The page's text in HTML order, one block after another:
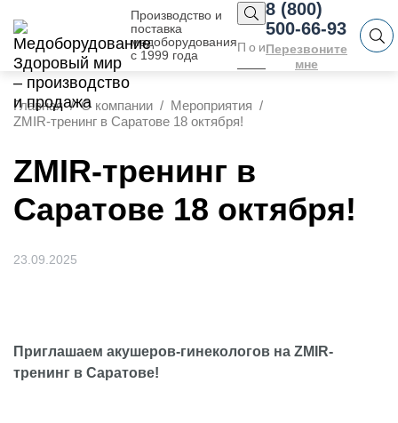
Производство и
поставка
медоборудования
с 1999 года
8 (800)
500-66-93
Перезвоните
мне
Главная О компании
Мероприятия
ZMIR-тренинг в Саратове 18 октября!
ZMIR-тренинг в
Саратове 18 октября!
23.09.2025
Приглашаем акушеров-гинекологов на ZMIR-
тренинг в Саратове!